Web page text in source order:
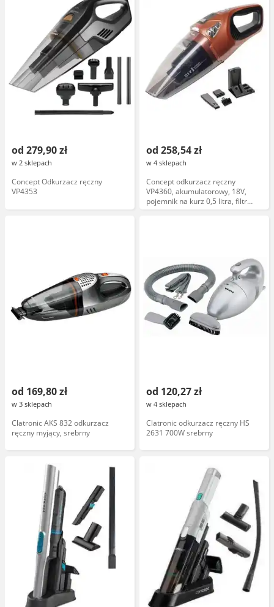
od 279,90 zł
w 2 sklepach
Concept Odkurzacz ręczny
VP4353
od 258,54 zł
w 4 sklepach
Concept odkurzacz ręczny
VP4360, akumulatorowy, 18V,
pojemnik na kurz 0,5 litra, filtr
HEPA, czarny, ergonomiczny
od 169,80 zł
w 3 sklepach
Clatronic AKS 832 odkurzacz
ręczny myjący, srebrny
od 120,27 zł
w 4 sklepach
Clatronic odkurzacz ręczny HS
2631 700W srebrny